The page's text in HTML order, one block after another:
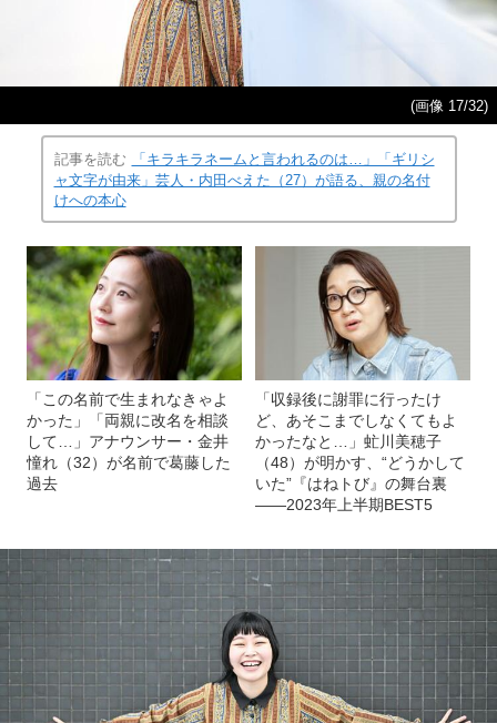
(画像 17/32)
記事を読む
「キラキラネームと言われるのは…」「ギリシ
ャ文字が由来」芸人・内田べえた（27）が語る、親の名付
けへの本心
「この名前で生まれなきゃよ
かった」「両親に改名を相談
して…」アナウンサー・金井
憧れ（32）が名前で葛藤した
過去
「収録後に謝罪に行ったけ
ど、あそこまでしなくてもよ
かったなと…」虻川美穂子
（48）が明かす、“どうかして
いた”『はねトび』の舞台裏
――2023年上半期BEST5